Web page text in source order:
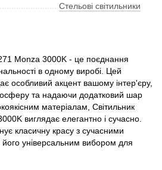
Стельові світильники
Monza 3000K - це поєднання
в одному виробі. Цей
особливий акцент вашому інтер'єру,
та надаючи додатковий шар
матеріалам, Світильник
виглядає елегантно і сучасно.
класичну красу з сучасними
універсальним вибором для